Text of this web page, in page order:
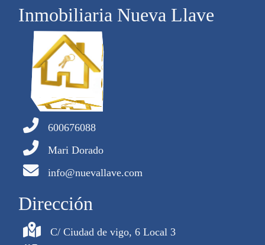
Inmobiliaria Nueva Llave
600676088
Mari Dorado
info@nuevallave.com
Dirección
C/ Ciudad de vigo, 6 Local 3